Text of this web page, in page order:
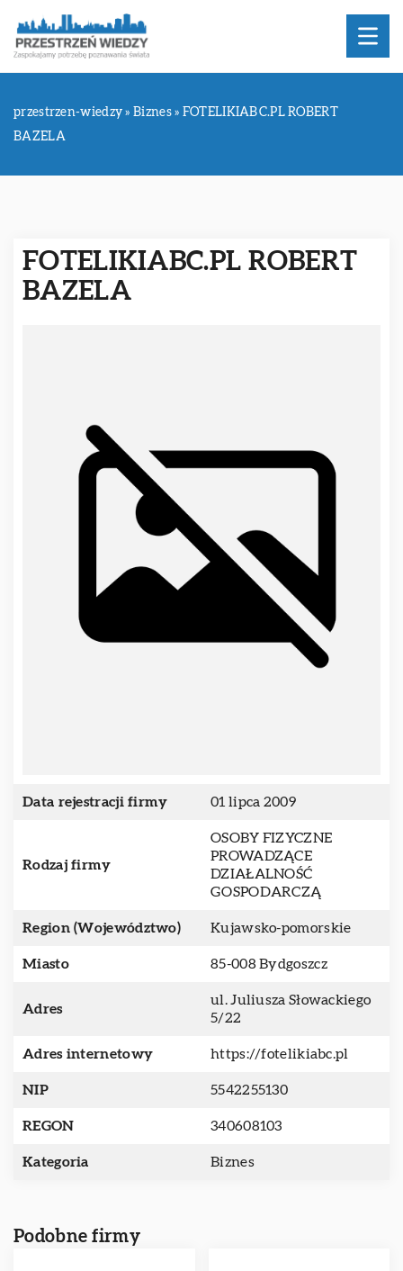
przestrzen-wiedzy »Biznes» FOTELIKIABC.PL ROBERT
BAZELA
FOTELIKIABC.PL ROBERT
BAZELA
Data rejestracji firmy 01 lipca 2009
Rodzaj firmy
OSOBY FIZYCZNE
PROWADZĄCE
DZIAŁALNOŚĆ
GOSPODARCZĄ
Region (Województwo) Kujawsko-pomorskie
Miasto 85-008 Bydgoszcz
Adres
ul. Juliusza Słowackiego
5/22
Adres internetowy https://fotelikiabc.pl
NIP 5542255130
REGON 340608103
Kategoria Biznes
Podobne firmy